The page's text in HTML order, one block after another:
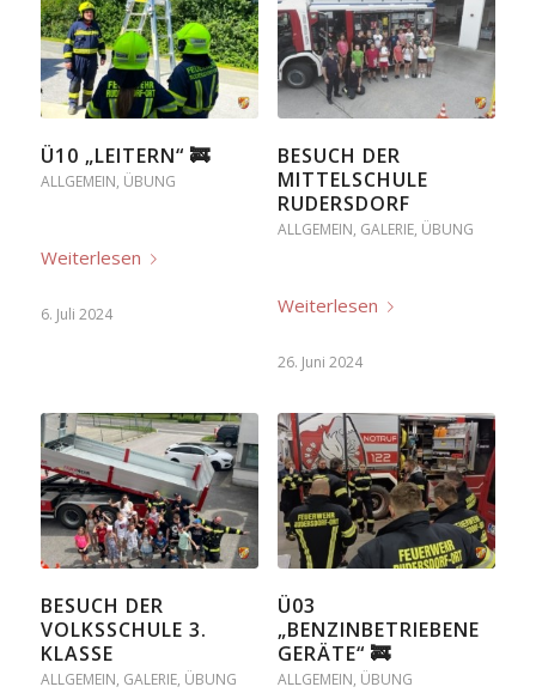
Ü10 „LEITERN“ 🚒
ALLGEMEIN, ÜBUNG
Weiterlesen
6. Juli 2024
BESUCH DER
MITTELSCHULE
RUDERSDORF
ALLGEMEIN, GALERIE, ÜBUNG
Weiterlesen
26. Juni 2024
BESUCH DER
VOLKSSCHULE 3.
KLASSE
ALLGEMEIN, GALERIE, ÜBUNG
Ü03
„BENZINBETRIEBENE
GERÄTE“ 🚒
ALLGEMEIN, ÜBUNG